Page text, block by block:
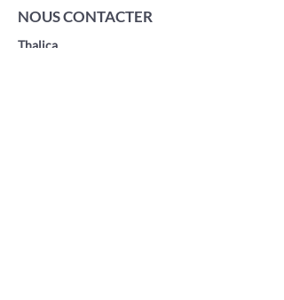
NOUS CONTACTER
Thalica